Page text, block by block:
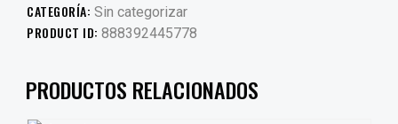
CATEGORÍA: Sin categorizar
PRODUCT ID: 888392445778
PRODUCTOS RELACIONADOS